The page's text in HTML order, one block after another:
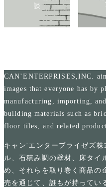
談
CAN’ENTERPRISES,INC.
images that everyone has by
manufacturing, importing,
building materials such as
floor tiles, and related
キャン'エンタープライゼズ
ル、石積み調の壁材、床タイ
め、それらを取り巻く商品の
売を通じて、誰もが持ってい